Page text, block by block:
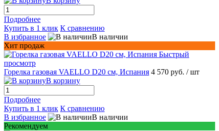
Подробнее
Купить в 1 клик К сравнению
В избранное
В наличии
Хит продаж
Быстрый
просмотр
Горелка газовая VAELLO D20 см, Испания 4 570 руб. / шт
В корзину
Подробнее
Купить в 1 клик К сравнению
В избранное
В наличии
Рекомендуем